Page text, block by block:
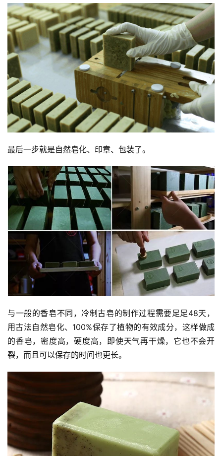
最后一步就是自然皂化、印章、包装了。
与一般的香皂不同，冷制古皂的制作过程需要足足48天，
用古法自然皂化、100%保存了植物的有效成分，这样做成
的香皂，密度高，硬度高，即使天气再干燥，它也不会开
裂，而且可以保存的时间也更长。